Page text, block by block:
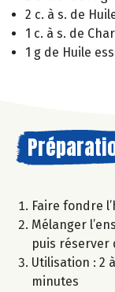
2 c. à s. de
1 c. à s. de
1 g de Huile
Faire fondre
Mélanger
puis réserver
Utilisation : 2
minutes